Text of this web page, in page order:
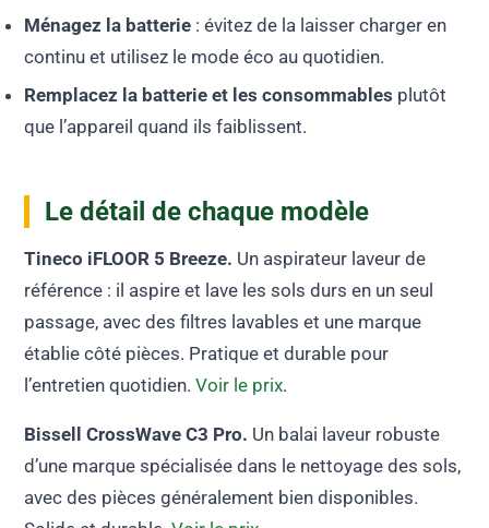
Ménagez la batterie : évitez de la laisser charger en
continu et utilisez le mode éco au quotidien.
Remplacez la batterie et les consommables plutôt
que l’appareil quand ils faiblissent.
Le détail de chaque modèle
Tineco iFLOOR 5 Breeze. Un aspirateur laveur de
référence : il aspire et lave les sols durs en un seul
passage, avec des filtres lavables et une marque
établie côté pièces. Pratique et durable pour
l’entretien quotidien.Voir le prix.
Bissell CrossWave C3 Pro. Un balai laveur robuste
d’une marque spécialisée dans le nettoyage des sols,
avec des pièces généralement bien disponibles.